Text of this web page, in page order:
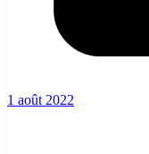
1 août 2022